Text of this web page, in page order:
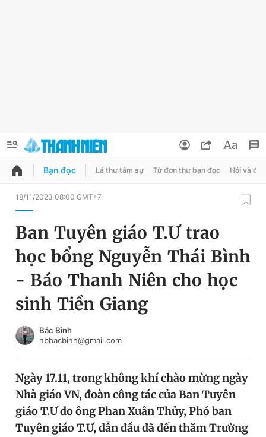
QUẢNG CÁO
Chuyên mục
Chuyên mục khác
Chào ngày mới Tin 24h
Tin thị trường
Video Magazine
Sản phẩm khác
Đổi mật khẩu
Tin đã lưu
Đăng xuất
Bạn đọc Lá thư tâm sự Từ đơn thư bạn đọc Hỏi và đáp
18/11/2023 08:00 GMT+7
Ban Tuyên giáo T.Ư trao
học bổng Nguyễn Thái Bình
- Báo Thanh Niên cho học
sinh Tiền Giang
Bắc Bình
nbbacbinh@gmail.com
Ngày 17.11, trong không khí chào mừng ngày
Nhà giáo VN, đoàn công tác của Ban Tuyên
giáo T.Ư do ông Phan Xuân Thủy, Phó ban
Tuyên giáo T.Ư, dẫn đầu đã đến thăm Trường